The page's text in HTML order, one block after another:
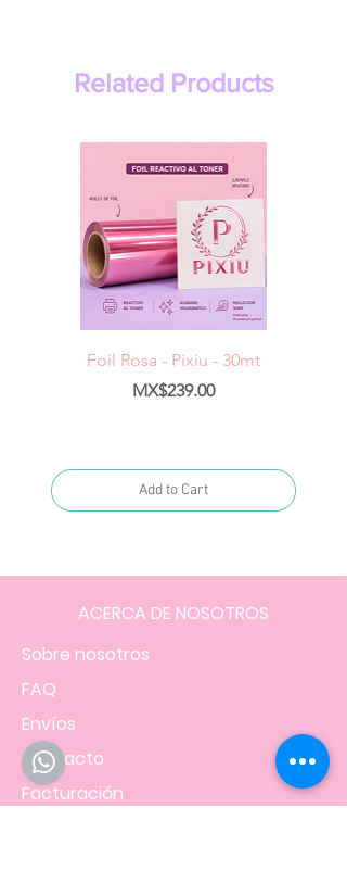
Related Products
Foil Rosa - Pixiu - 30mt
Price
MX$239.00
Add to Cart
ACERCA DE NOSOTROS
Sobre nosotros
FAQ
Envíos
Contacto
Facturación